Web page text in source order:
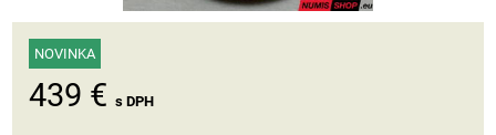
NOVINKA
439 € s DPH